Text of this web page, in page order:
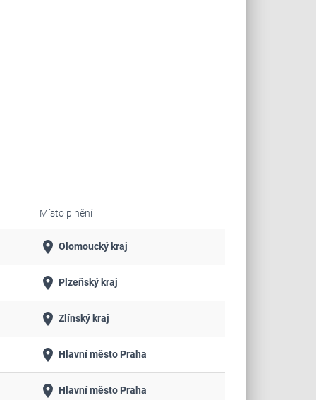
Místo plnění
place Olomoucký kraj
place Plzeňský kraj
place Zlínský kraj
place Hlavní město Praha
place Hlavní město Praha